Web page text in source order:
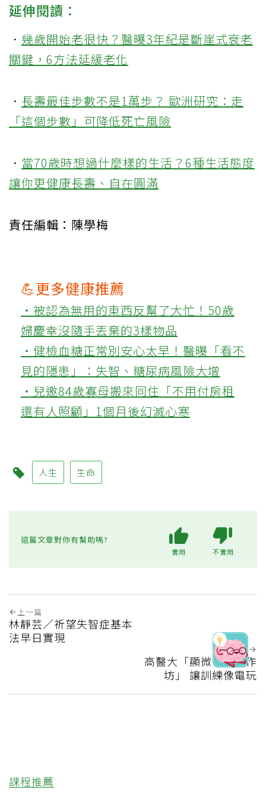
延伸閱讀：
． 幾歲開始老很快？醫曝3年紀是斷崖式衰老
關鍵，6方法延緩老化
． 長壽最佳步數不是1萬步？ 歐洲研究：走
「這個步數」可降低死亡風險
． 當70歲時想過什麼樣的生活？6種生活態度
讓你更健康長壽、自在圓滿
責任編輯：陳學梅
💪更多健康推薦
‧被認為無用的東西反幫了大忙！50歲
婦慶幸沒隨手丟棄的3樣物品
‧健檢血糖正常別安心太早！醫曝「看不
見的隱患」：失智、糖尿病風險大增
‧兒邀84歲寡母搬來同住「不用付房租
還有人照顧」1個月後幻滅心寒
人生 生命
這篇文章對你有幫助嗎?
實用 不實用
上一篇
林靜芸／祈望失智症基本
法早日實現
下一篇
高醫大「顯微手術工作
坊」 讓訓練像電玩
課程推薦